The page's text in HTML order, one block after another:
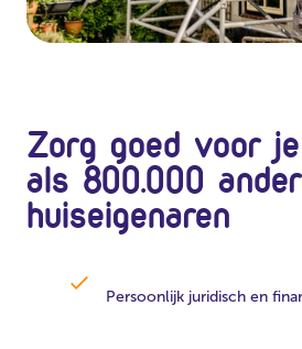
Zorg goed voor
als 800.000
huiseigenaren
Persoonlijk juridisch en